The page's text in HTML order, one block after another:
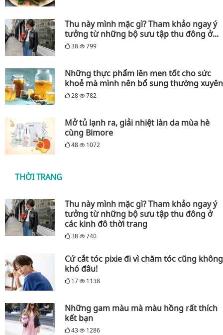
Thu này mình mặc gì? Tham khảo ngay ý
tưởng từ những bộ sưu tập thu đông ở...
38 799
Những thực phẩm lên men tốt cho sức
khoẻ mà mình nên bổ sung thường xuyên
28 782
Mở tủ lạnh ra, giải nhiệt làn da mùa hè
cùng Bimore
48 1072
THỜI TRANG
Thu này mình mặc gì? Tham khảo ngay ý
tưởng từ những bộ sưu tập thu đông ở
các kinh đô thời trang
38 740
Cứ cắt tóc pixie đi vì chăm tóc cũng không
khó đâu!
17 1138
Những gam màu mà màu hồng rất thích
kết bạn
43 1286